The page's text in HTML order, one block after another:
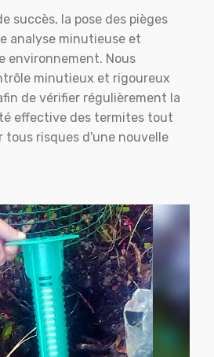
succès, la pose des pièges
analyse minutieuse et
environnement. Nous
minutieux et rigoureux
de vérifier régulièrement la
effective des termites tout
tous risques d'une nouvelle